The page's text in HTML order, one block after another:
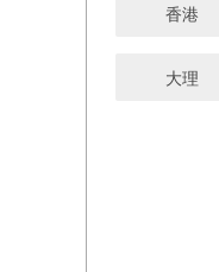
香港
大理